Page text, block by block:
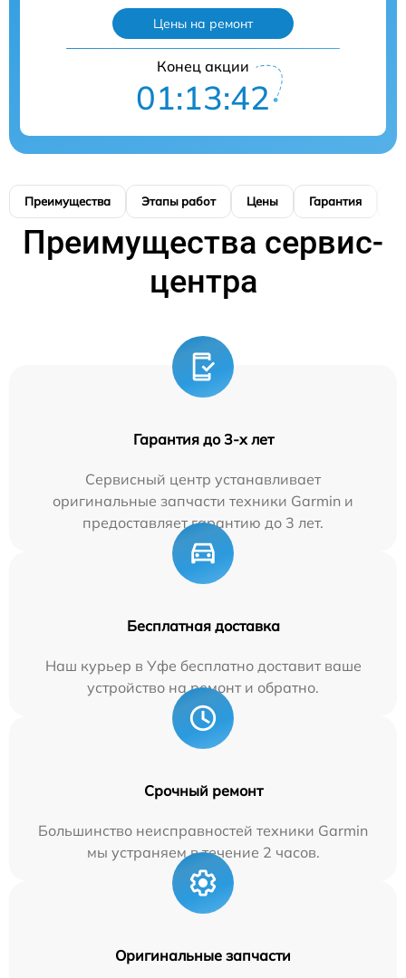
Цены на ремонт
Конец акции
01:13:41
Преимущества Этапы работ Цены Гарантия
Преимущества сервис-
центра
Гарантия до 3-х лет
Сервисный центр устанавливает
оригинальные запчасти техники Garmin и
предоставляет гарантию до 3 лет.
Бесплатная доставка
Наш курьер в Уфе бесплатно доставит ваше
устройство на ремонт и обратно.
Срочный ремонт
Большинство неисправностей техники Garmin
мы устраняем в течение 2 часов.
Оригинальные запчасти